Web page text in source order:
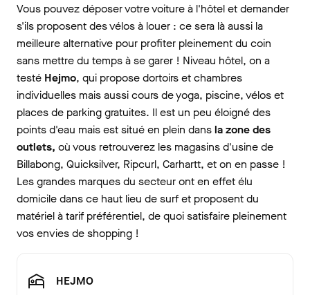
Vous pouvez déposer votre voiture à l'hôtel et demander
s'ils proposent des vélos à louer : ce sera là aussi la
meilleure alternative pour profiter pleinement du coin
sans mettre du temps à se garer ! Niveau hôtel, on a
testé Hejmo, qui propose dortoirs et chambres
individuelles mais aussi cours de yoga, piscine, vélos et
places de parking gratuites. Il est un peu éloigné des
points d'eau mais est situé en plein dansla zone des
outlets, où vous retrouverez les magasins d'usine de
Billabong, Quicksilver, Ripcurl, Carhartt, et on en passe !
Les grandes marques du secteur ont en effet élu
domicile dans ce haut lieu de surf et proposent du
matériel à tarif préférentiel, de quoi satisfaire pleinement
vos envies de shopping !
HEJMO